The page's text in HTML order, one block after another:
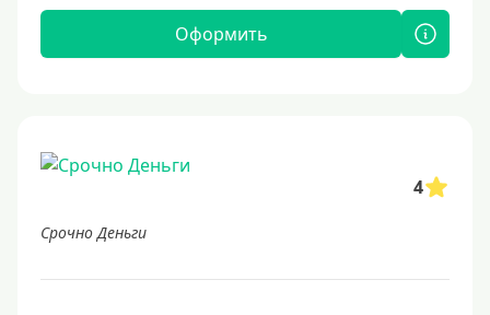
Оформить
4
Срочно Деньги